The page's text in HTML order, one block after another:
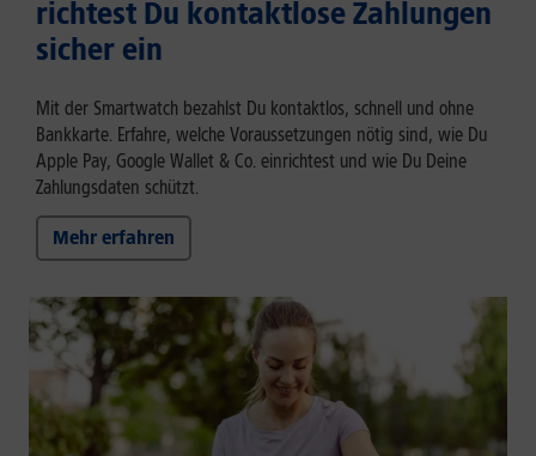
richtest Du kontaktlose Zahlungen
sicher ein
Mit der Smartwatch bezahlst Du kontaktlos, schnell und ohne
Bankkarte. Erfahre, welche Voraussetzungen nötig sind, wie Du
Apple Pay, Google Wallet & Co. einrichtest und wie Du Deine
Zahlungsdaten schützt.
Mehr erfahren